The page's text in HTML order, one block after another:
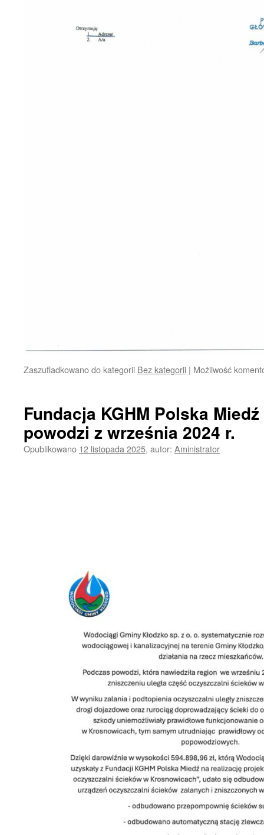
Zaszufladkowano do kategorii Bez kategorii | Możliwość
Fundacja KGHM Polska
powodzi z września 2024 r.
Opublikowano 12 listopada 2025, autor: Aministrator